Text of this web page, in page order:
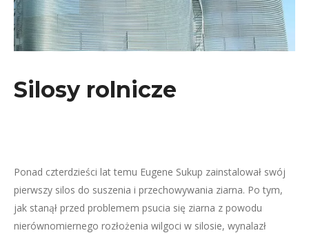
Silosy rolnicze
Ponad czterdzieści lat temu Eugene Sukup zainstalował swój
pierwszy silos do suszenia i przechowywania ziarna. Po tym,
jak stanął przed problemem psucia się ziarna z powodu
nierównomiernego rozłożenia wilgoci w silosie, wynalazł